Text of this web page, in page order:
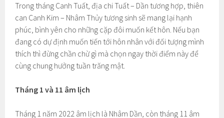
Trong tháng Canh Tuất, địa chi Tuất – Dần tương hợp, thiên
can Canh Kim – Nhâm Thủy tương sinh sẽ mang lại hạnh
phúc, bình yên cho những cặp đôi muốn kết hôn. Nếu bạn
đang có dự định muốn tiến tới hôn nhân với đối tượng mình
thích thì đừng chần chừ gì mà chọn ngay thời điểm này để
cùng chung hưởng tuần trăng mật.
Tháng 1 và 11 âm lịch
Tháng 1 năm 2022 âm lịch là Nhâm Dần, còn tháng 11 âm